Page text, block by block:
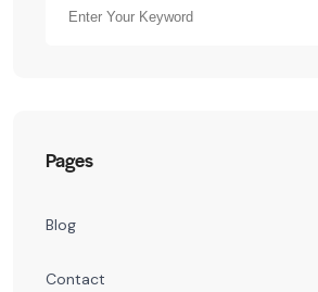
Pages
Blog
Contact